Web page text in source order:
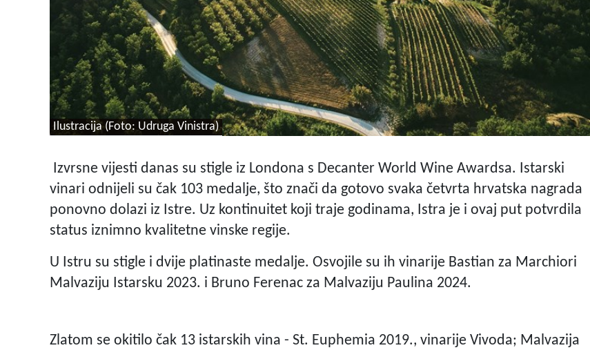
Ilustracija (Foto: Udruga Vinistra)
Izvrsne vijesti danas su stigle iz Londona s Decanter World Wine Awardsa. Istarski
vinari odnijeli su čak 103 medalje, što znači da gotovo svaka četvrta hrvatska nagrada
ponovno dolazi iz Istre. Uz kontinuitet koji traje godinama, Istra je i ovaj put potvrdila
status iznimno kvalitetne vinske regije.
U Istru su stigle i dvije platinaste medalje. Osvojile su ih vinarije Bastian za Marchiori
Malvaziju Istarsku 2023. i Bruno Ferenac za Malvaziju Paulina 2024.
Zlatom se okitilo čak 13 istarskih vina - St. Euphemia 2019., vinarije Vivoda; Malvazija